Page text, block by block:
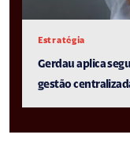
Estratégia
Gerdau aplica
gestão